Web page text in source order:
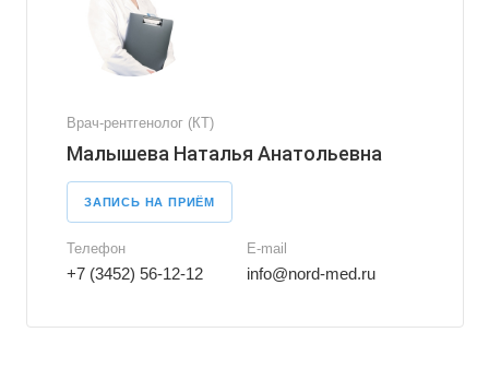
Врач-рентгенолог (КТ)
Малышева Наталья Анатольевна
ЗАПИСЬ НА ПРИЁМ
Телефон
+7 (3452) 56-12-12
E-mail
info@nord-med.ru